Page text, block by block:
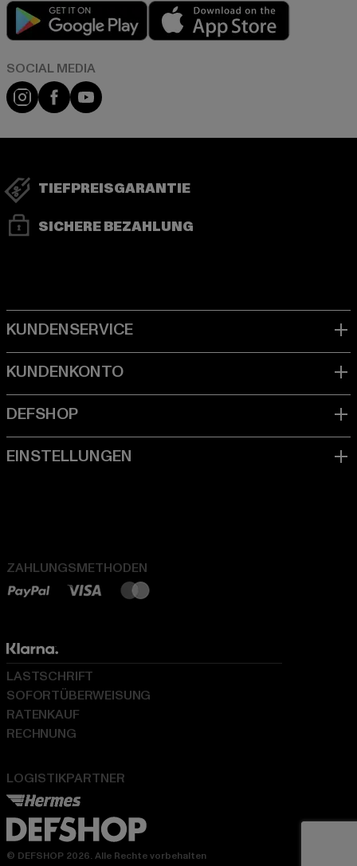
Play market
Instagram
FacebookYouTube
TIEFPREISGARANTIE
SICHERE BEZAHLUNG
ZAHLUNGSMETHODEN
LOGISTIKPARTNER
LASTSCHRIFT
SOFORTÜBERWEISUNG
RATENKAUF
RECHNUNG
© DEFSHOP 2026. Alle Rechte vorbehalten